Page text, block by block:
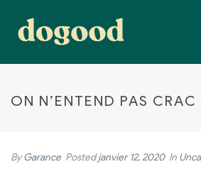
ON N’ENTEND PAS CRAC
ByGarance Postedjanvier 12, 2020 In